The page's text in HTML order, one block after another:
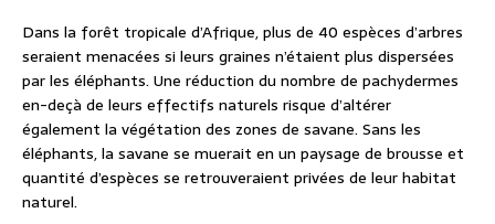
Dans la forêt tropicale d’Afrique, plus de 40 espèces d’arbres
seraient menacées si leurs graines n’étaient plus dispersées
par les éléphants. Une réduction du nombre de pachydermes
en-deçà de leurs effectifs naturels risque d’altérer
également la végétation des zones de savane. Sans les
éléphants, la savane se muerait en un paysage de brousse et
quantité d’espèces se retrouveraient privées de leur habitat
naturel.